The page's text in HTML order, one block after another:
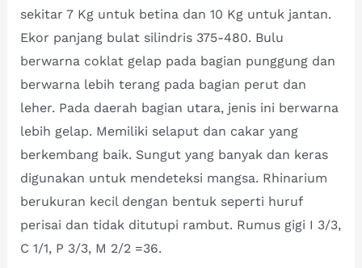
sekitar 7 Kg untuk betina dan 10 Kg untuk jantan.
Ekor panjang bulat silindris 375-480. Bulu
berwarna coklat gelap pada bagian punggung dan
berwarna lebih terang pada bagian perut dan
leher. Pada daerah bagian utara, jenis ini berwarna
lebih gelap. Memiliki selaput dan cakar yang
berkembang baik. Sungut yang banyak dan keras
digunakan untuk mendeteksi mangsa. Rhinarium
berukuran kecil dengan bentuk seperti huruf
perisai dan tidak ditutupi rambut. Rumus gigi I 3/3,
C 1/1, P 3/3, M 2/2 =36.